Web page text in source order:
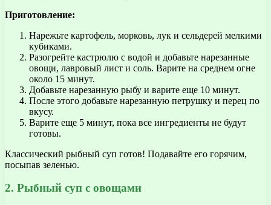
Приготовление:
Нарежьте картофель, морковь, лук и сельдерей мелкими
кубиками.
Разогрейте кастрюлю с водой и добавьте нарезанные
овощи, лавровый лист и соль. Варите на среднем огне
около 15 минут.
Добавьте нарезанную рыбу и варите еще 10 минут.
После этого добавьте нарезанную петрушку и перец по
вкусу.
Варите еще 5 минут, пока все ингредиенты не будут
готовы.
Классический рыбный суп готов! Подавайте его горячим,
посыпав зеленью.
2. Рыбный суп с овощами